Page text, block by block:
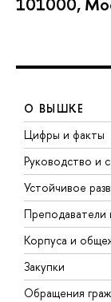
О ВЫШКЕ
Цифры и факты
Руководство и
Устойчивое
Преподаватели
Корпуса и
Закупки
Обращения